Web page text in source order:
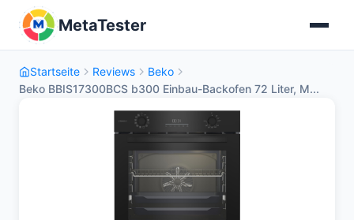
MetaTester
Startseite Reviews
Beko
Beko BBIS17300BCS b300 Einbau-Backofen 72 Liter, M...